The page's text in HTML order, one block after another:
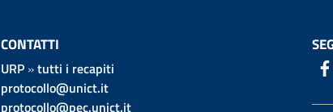
CONTATTI
URP»tutti i recapiti
protocollo@unict.it
protocollo@pec.unict.it